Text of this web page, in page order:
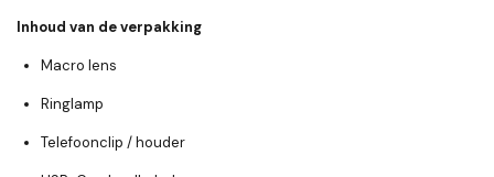
Inhoud van de verpakking
Macro lens
Ringlamp
Telefoonclip / houder